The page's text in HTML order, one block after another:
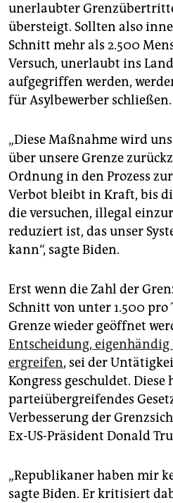
unerlaubter
übersteigt. Sollten also
Schnitt mehr als 2.500
Versuch, unerlaubt ins
aufgegriffen werden,
für Asylbewerber schließen.
„Diese Maßnahme wird
über unsere Grenze
Ordnung in den Prozess
Verbot bleibt in Kraft, bis
die versuchen, illegal
reduziert ist, das unser
kann“, sagte Biden.
Erst wenn die Zahl der
Schnitt von unter 1.500 pro
Grenze wieder geöffnet
Entscheidung,
ergreifen, sei der
Kongress geschuldet. Diese
parteiübergreifendes
Verbesserung der
Ex-US-Präsident Donald
„Republikaner haben mir
sagte Biden. Er kritisiert